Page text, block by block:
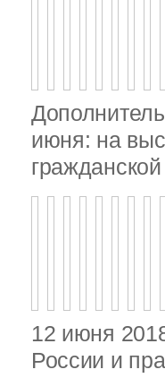
июня: на
гражданской
12 июня
России и